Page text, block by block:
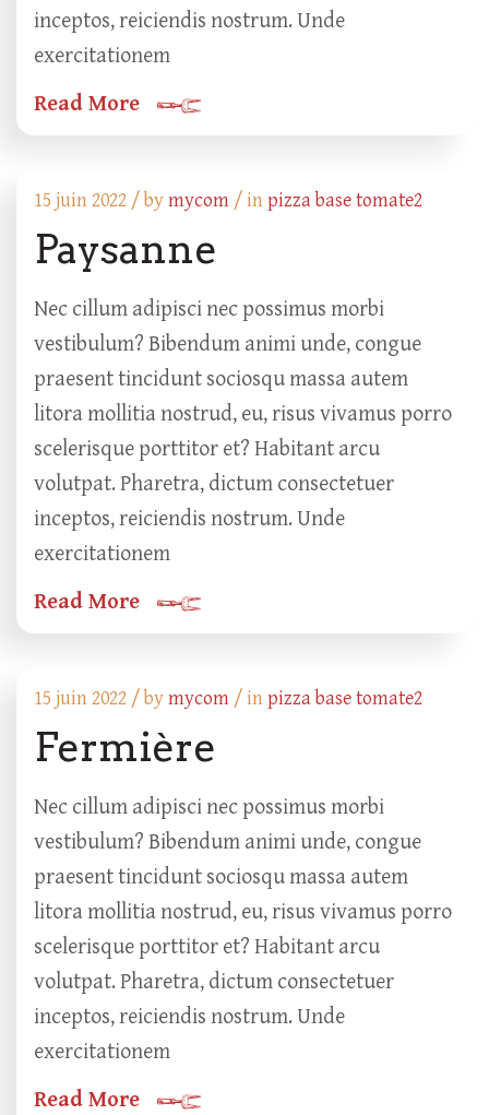
inceptos, reiciendis nostrum. Unde
exercitationem
Read More
15 juin 2022 /bymycom / inpizza base tomate2
Paysanne
Nec cillum adipisci nec possimus morbi
vestibulum? Bibendum animi unde, congue
praesent tincidunt sociosqu massa autem
litora mollitia nostrud, eu, risus vivamus porro
scelerisque porttitor et? Habitant arcu
volutpat. Pharetra, dictum consectetuer
inceptos, reiciendis nostrum. Unde
exercitationem
Read More
15 juin 2022 /bymycom / inpizza base tomate2
Fermière
Nec cillum adipisci nec possimus morbi
vestibulum? Bibendum animi unde, congue
praesent tincidunt sociosqu massa autem
litora mollitia nostrud, eu, risus vivamus porro
scelerisque porttitor et? Habitant arcu
volutpat. Pharetra, dictum consectetuer
inceptos, reiciendis nostrum. Unde
exercitationem
Read More